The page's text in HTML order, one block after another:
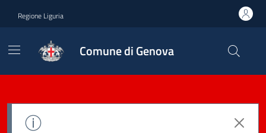
Regione Liguria
Comune di Genova